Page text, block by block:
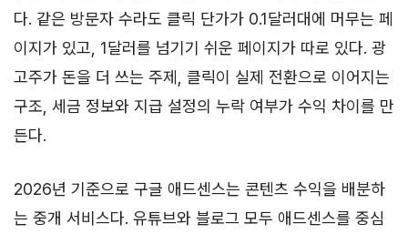
다. 같은 방문자 수라도 클릭 단가가 0.1달러대에 머무는 페
이지가 있고, 1달러를 넘기기 쉬운 페이지가 따로 있다. 광
고주가 돈을 더 쓰는 주제, 클릭이 실제 전환으로 이어지는
구조, 세금 정보와 지급 설정의 누락 여부가 수익 차이를 만
든다.
2026년 기준으로 구글 애드센스는 콘텐츠 수익을 배분하
는 중개 서비스다. 유튜브와 블로그 모두 애드센스를 중심